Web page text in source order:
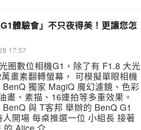
體驗會」不只夜得美！更讓您怎
17:57
圈數位相機G1，除了有 F1.8 大光
畫素翻轉螢幕， 可模擬單眼相機
獨家 MagiQ 魔幻濾鏡、色彩
畫、素描、16連拍等多重效果。
與 T客邦 舉辦的 BenQ G1
開場 每桌推選一位 小組長 接著